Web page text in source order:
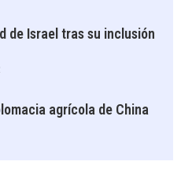
de Israel tras su inclusión
agrícola de China